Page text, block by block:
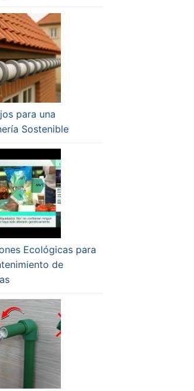
para una
Sostenible
Ecológicas para
de